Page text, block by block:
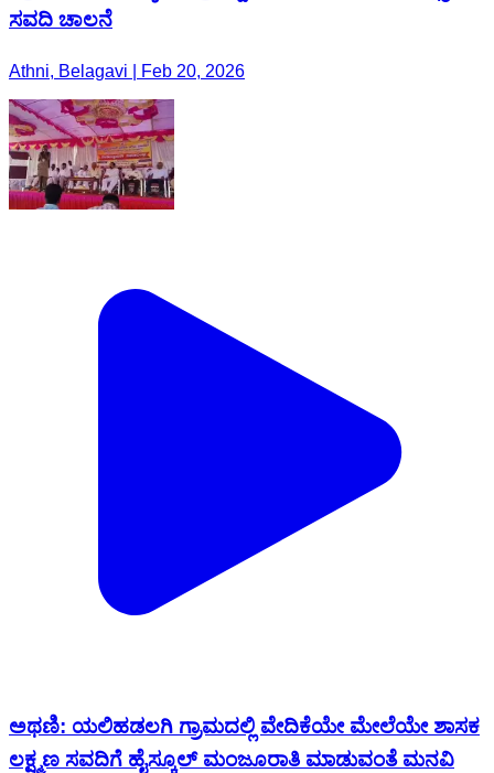
ಸವದಿ ಚಾಲನೆ
Athni, Belagavi | Feb 20, 2026
ಅಥಣಿ: ಯಲಿಹಡಲಗಿ ಗ್ರಾಮದಲ್ಲಿ ವೇದಿಕೆಯೇ ಮೇಲೆಯೇ ಶಾಸಕ
ಲಕ್ಷ್ಮಣ ಸವದಿಗೆ ಹೈಸ್ಕೂಲ್ ಮಂಜೂರಾತಿ ಮಾಡುವಂತೆ ಮನವಿ